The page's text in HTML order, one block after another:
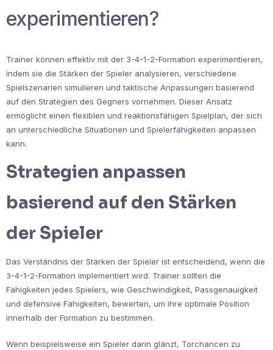
experimentieren?
Trainer können effektiv mit der 3-4-1-2-Formation experimentieren,
indem sie die Stärken der Spieler analysieren, verschiedene
Spielszenarien simulieren und taktische Anpassungen basierend
auf den Strategien des Gegners vornehmen. Dieser Ansatz
ermöglicht einen flexiblen und reaktionsfähigen Spielplan, der sich
an unterschiedliche Situationen und Spielerfähigkeiten anpassen
kann.
Strategien anpassen
basierend auf den Stärken
der Spieler
Das Verständnis der Stärken der Spieler ist entscheidend, wenn die
3-4-1-2-Formation implementiert wird. Trainer sollten die
Fähigkeiten jedes Spielers, wie Geschwindigkeit, Passgenauigkeit
und defensive Fähigkeiten, bewerten, um ihre optimale Position
innerhalb der Formation zu bestimmen.
Wenn beispielsweise ein Spieler darin glänzt, Torchancen zu